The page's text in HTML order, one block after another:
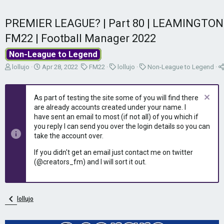
PREMIER LEAGUE? | Part 80 | LEAMINGTON
FM22 | Football Manager 2022
Non-League to Legend
T
r
t
a
lollujo
S
a
t
d
a
t
e
Apr 28, 2022
C
t
e
g
o
r
y
FM22
C
t
g
o
r
y
lollujo
C
t
g
o
r
y
Non-League to Legend
As part of testing the site some of you will find there
are already accounts created under your name. I
have sent an email to most (if not all) of you which if
you reply I can send you over the login details so you can
take the account over.
If you didn't get an email just contact me on twitter
(@creators_fm) and I will sort it out.
lollujo